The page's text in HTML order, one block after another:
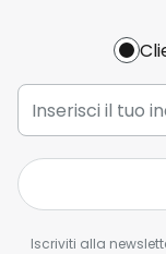
Iscriviti alla